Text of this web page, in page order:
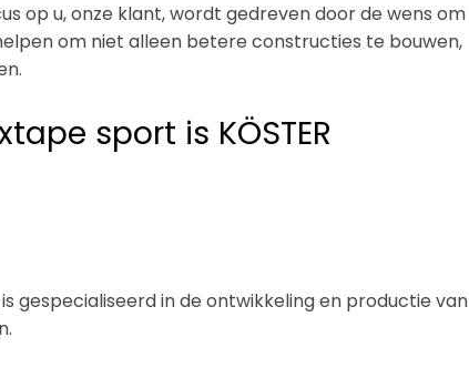
op u, onze klant, wordt gedreven door de wens om
om niet alleen betere constructies te bouwen,
sport is KÖSTER
is gespecialiseerd in de ontwikkeling en productie van